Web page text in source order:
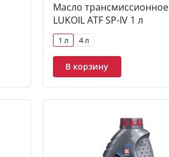
Масло трансмиссионное
LUKOIL ATF SP-IV 1 л
1 л 4 л
В корзину